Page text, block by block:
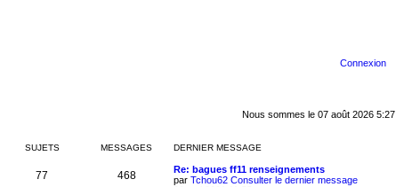
Connexion
Nous sommes le 07 août 2026 5:27
SUJETS MESSAGES DERNIER MESSAGE
77 468
Re: bagues ff11 renseignements
par Tchou62 Consulter le dernier message